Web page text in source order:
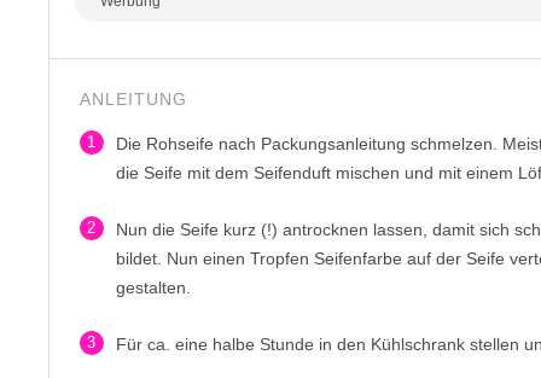
ANLEITUNG
1
Die Rohseife nach Packungsanleitung schmelzen.
die Seife mit dem Seifenduft mischen und mit einem
2
Nun die Seife kurz (!) antrocknen lassen, damit sich
bildet. Nun einen Tropfen Seifenfarbe auf der Seife
gestalten.
3 Für ca. eine halbe Stunde in den Kühlschrank stellen